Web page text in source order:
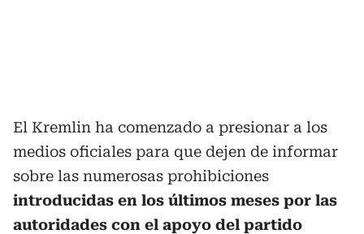
El Kremlin ha comenzado a presionar a los
medios oficiales para que dejen de informar
sobre las numerosas prohibiciones
introducidas en los últimos meses por las
autoridades con el apoyo del partido